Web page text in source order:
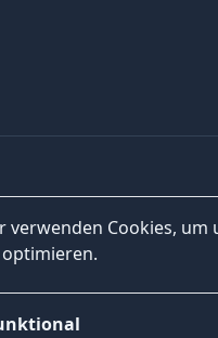
verwenden Cookies, um